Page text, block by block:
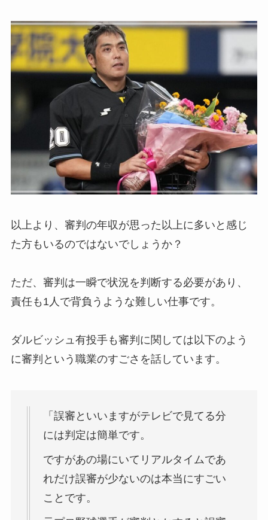
以上より、審判の年収が思った以上に多いと感じ
た方もいるのではないでしょうか？
ただ、審判は一瞬で状況を判断する必要があり、
責任も1人で背負うような難しい仕事です。
ダルビッシュ有投手も審判に関しては以下のよう
に審判という職業のすごさを話しています。
「誤審といいますがテレビで見てる分
には判定は簡単です。
ですがあの場にいてリアルタイムであ
れだけ誤審が少ないのは本当にすごい
ことです。